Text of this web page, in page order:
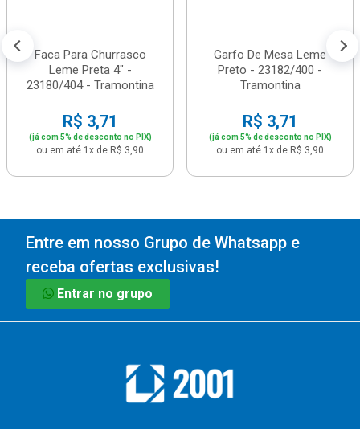
Faca Para Churrasco
Leme Preta 4" -
23180/404 - Tramontina
R$ 3,71
(já com 5% de desconto no PIX)
ou em até 1x de R$ 3,90
Garfo De Mesa Leme
Preto - 23182/400 -
Tramontina
R$ 3,71
(já com 5% de desconto no PIX)
ou em até 1x de R$ 3,90
Entre em nosso Grupo de Whatsapp e
receba ofertas exclusivas!
Entrar no grupo